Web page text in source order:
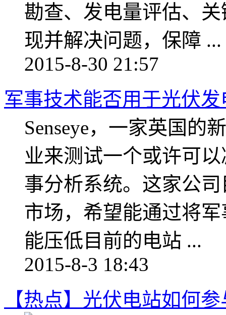
勘查、发电量评估、
现并解决问题，保障 ...
2015-8-30 21:57
军事技术能否用于光伏
Senseye，一家英国的
业来测试一个或许可
事分析系统。这家公
市场，希望能通过将
能压低目前的电站 ...
2015-8-3 18:43
【热点】光伏电站如何